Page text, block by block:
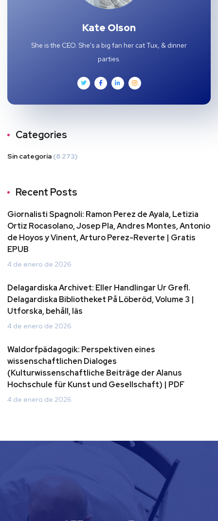
Kate Olson
She is the CEO. She's a big fan her cat Tux, & dinner
parties.
Categories
Sin categoría (8.273)
Recent Posts
Giornalisti Spagnoli: Ramon Perez de Ayala, Letizia
Ortiz Rocasolano, Josep Pla, Andres Montes, Antonio
de Hoyos y Vinent, Arturo Perez-Reverte | Gratis
EPUB
4 de enero de 2026
Delagardiska Archivet: Eller Handlingar Ur Grefl.
Delagardiska Bibliotheket På Löberöd, Volume 3 |
Utforska, behåll, läs
4 de enero de 2026
Waldorfpädagogik: Perspektiven eines
wissenschaftlichen Dialoges
(Kulturwissenschaftliche Beiträge der Alanus
Hochschule für Kunst und Gesellschaft) | PDF
4 de enero de 2026